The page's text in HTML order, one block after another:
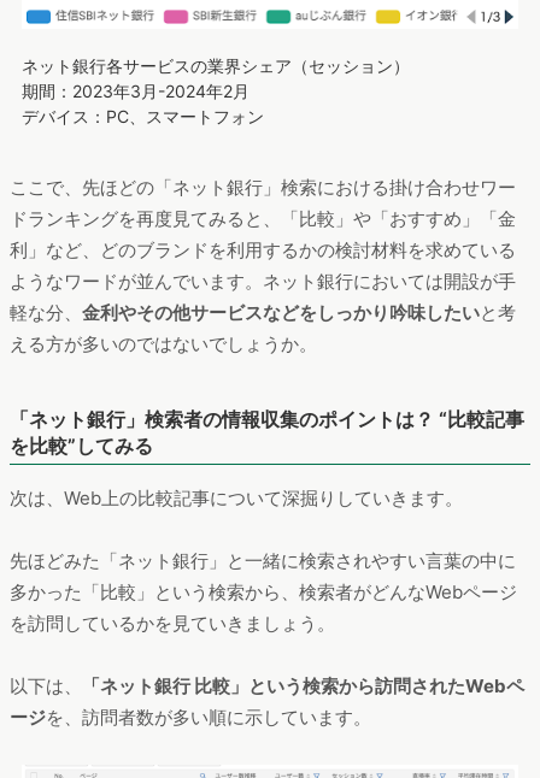
ネット銀行各サービスの業界シェア（セッション）
期間：2023年3月-2024年2月
デバイス：PC、スマートフォン
ここで、先ほどの「ネット銀行」検索における掛け合わせワー
ドランキングを再度見てみると、「比較」や「おすすめ」「金
利」など、どのブランドを利用するかの検討材料を求めている
ようなワードが並んでいます。ネット銀行においては開設が手
軽な分、 金利やその他サービスなどをしっかり吟味したいと考
える方が多いのではないでしょうか。
「ネット銀行」検索者の情報収集のポイントは？ “比較記事
を比較”してみる
次は、Web上の比較記事について深掘りしていきます。
先ほどみた「ネット銀行」と一緒に検索されやすい言葉の中に
多かった「比較」という検索から、検索者がどんなWebページ
を訪問しているかを見ていきましょう。
以下は、
「ネット銀行 比較」という検索から訪問されたWebペ
ージを、訪問者数が多い順に示しています。